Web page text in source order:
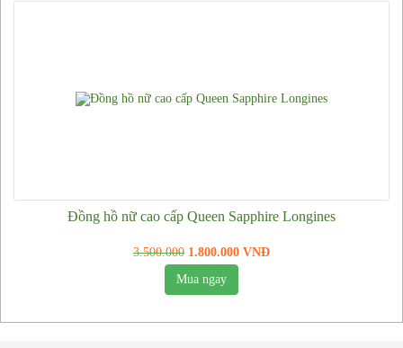
Đồng hồ nữ cao cấp Queen Sapphire Longines
3.500.000 1.800.000 VNĐ
Mua ngay